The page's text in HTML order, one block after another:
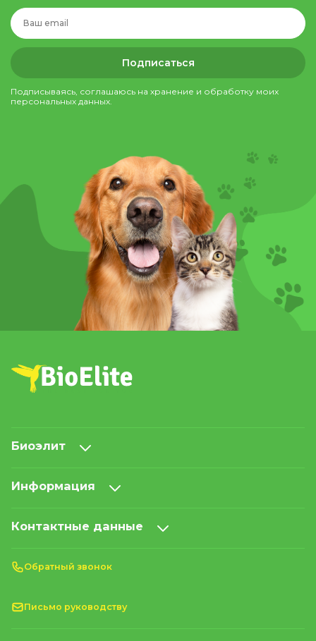
Подписаться
Подписываясь, соглашаюсь на хранение и обработку моих
персональных данных.
Биоэлит
Информация
Контактные данные
Обратный звонок
Письмо руководству